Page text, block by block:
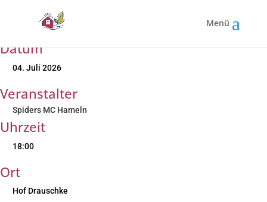
Summertime Rock Party |
Spiders MC Hameln
Datum
04. Juli 2026
Veranstalter
Spiders MC Hameln
Uhrzeit
18:00
Ort
Hof Drauschke